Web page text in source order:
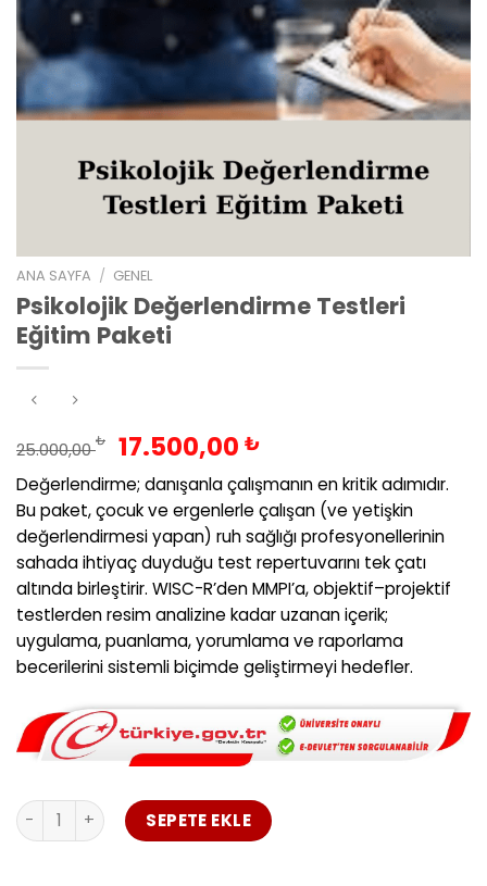
ANA SAYFA / GENEL
Psikolojik Değerlendirme Testleri
Eğitim Paketi
25.000,00₺ Orijinal
fiyat:
25.000,00 ₺.
17.500,00 ₺Şu
andaki
fiyat:
17.500,00 ₺.
Değerlendirme; danışanla çalışmanın en kritik adımıdır.
Bu paket, çocuk ve ergenlerle çalışan (ve yetişkin
değerlendirmesi yapan) ruh sağlığı profesyonellerinin
sahada ihtiyaç duyduğu test repertuvarını tek çatı
altında birleştirir. WISC-R’den MMPI’a, objektif–projektif
testlerden resim analizine kadar uzanan içerik;
uygulama, puanlama, yorumlama ve raporlama
becerilerini sistemli biçimde geliştirmeyi hedefler.
Psikolojik Değerlendirme Testleri Eğitim Paketi adet
SEPETE EKLE